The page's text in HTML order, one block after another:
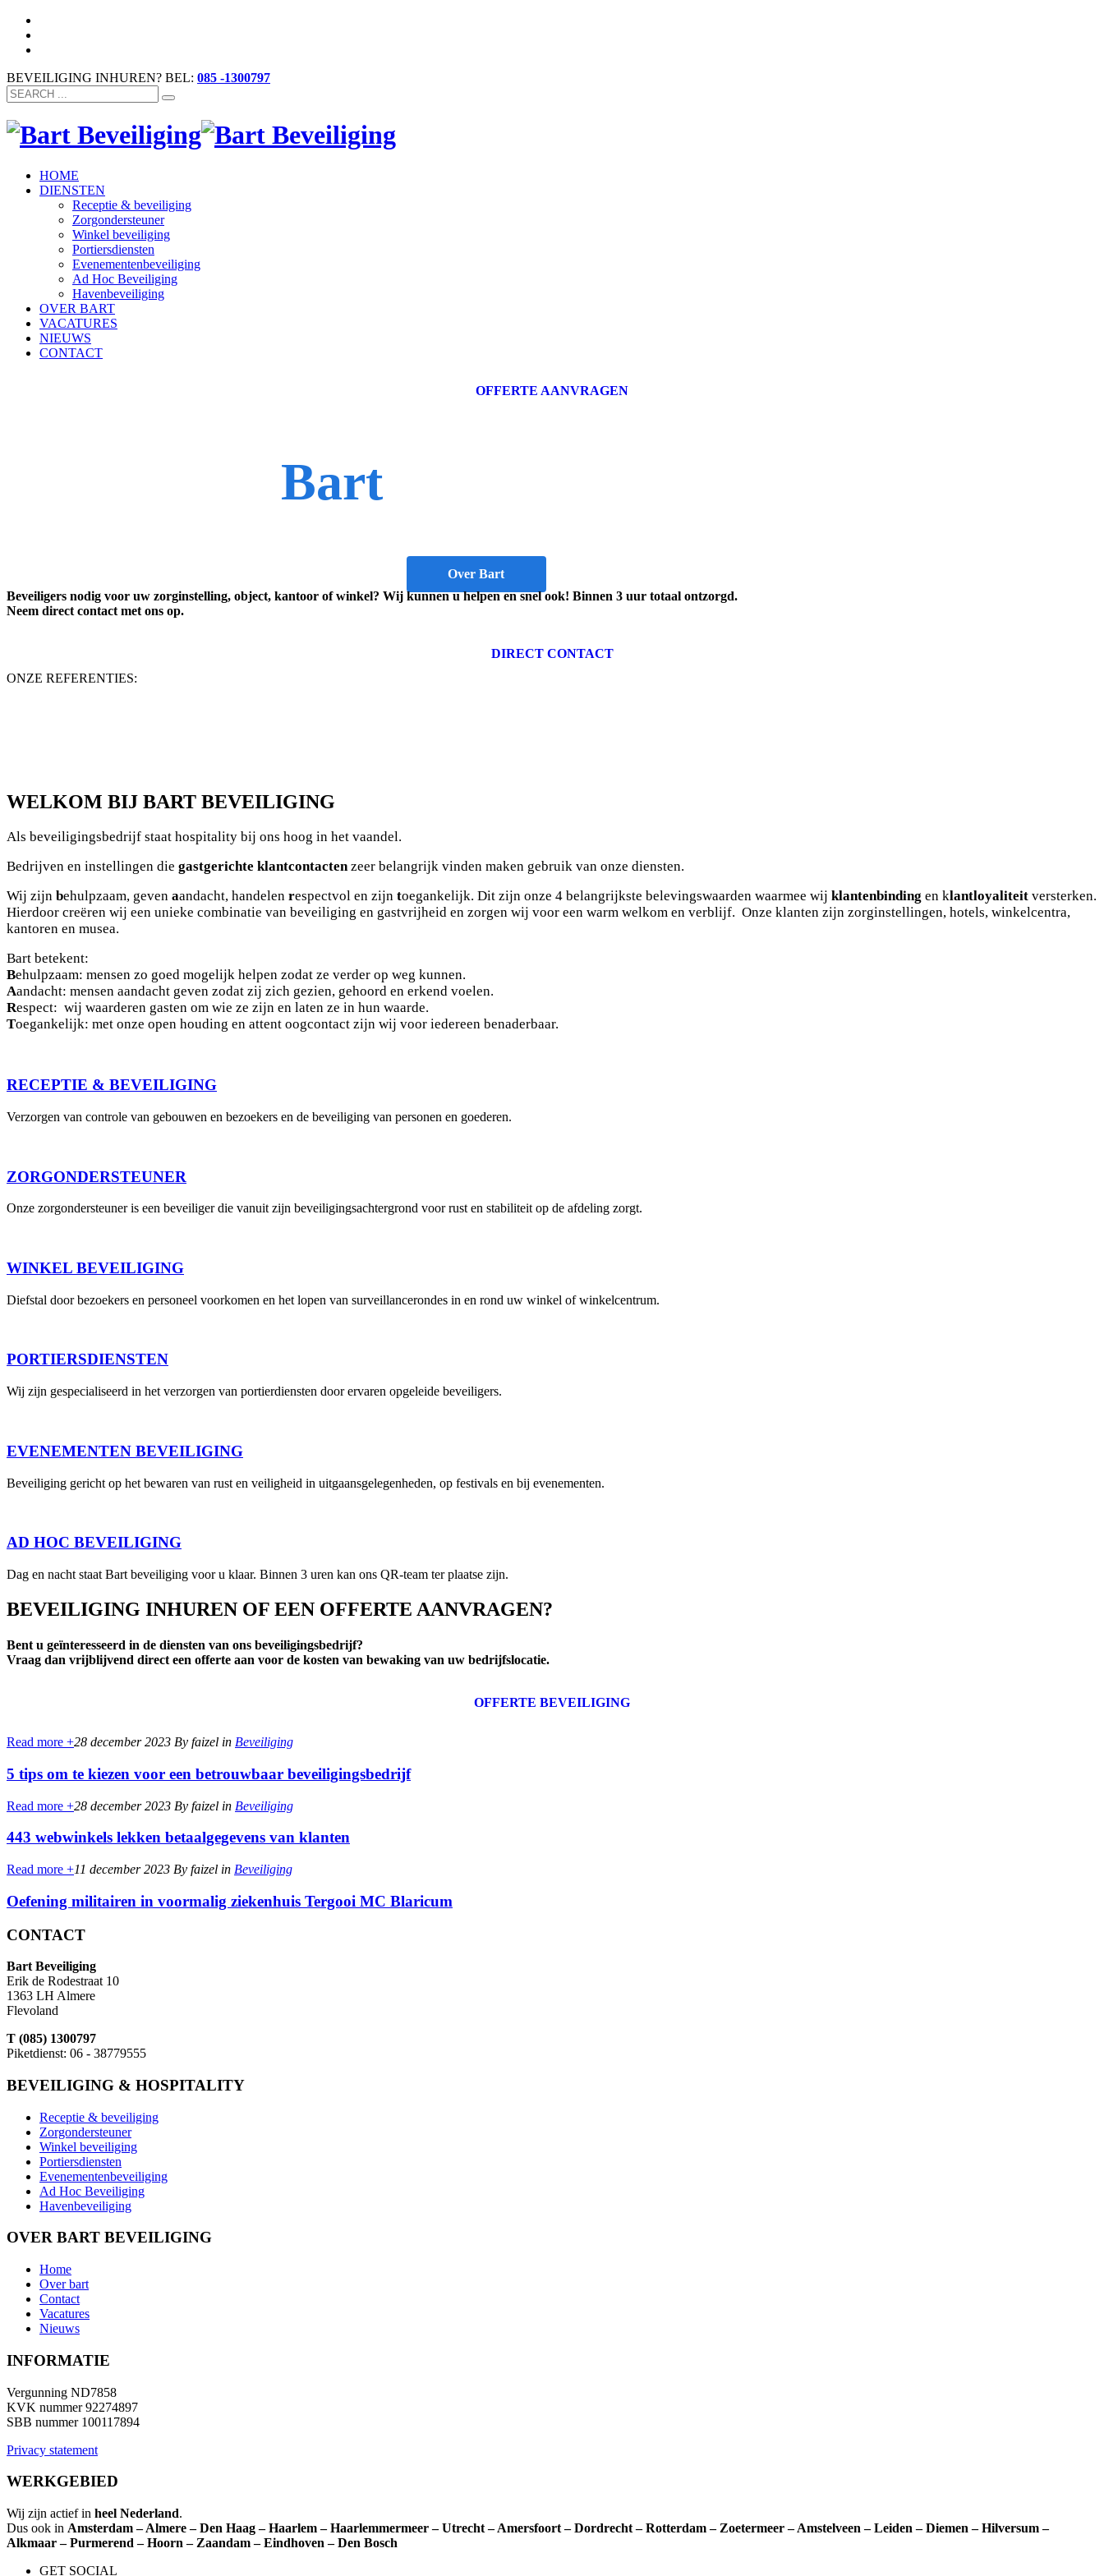
BEVEILIGING INHUREN? BEL: 085 -1300797
HOME
DIENSTEN
Receptie & beveiliging
Zorgondersteuner
Winkel beveiliging
Portiersdiensten
Evenementenbeveiliging
Ad Hoc Beveiliging
Havenbeveiliging
OVER BART
VACATURES
NIEUWS
CONTACT
OFFERTE AANVRAGEN
Bart
Over Bart
Beveiligers nodig voor uw zorginstelling, object, kantoor of winkel? Wij kunnen u helpen en snel ook! Binnen 3 uur totaal ontzorgd.
Neem direct contact met ons op.
DIRECT CONTACT
ONZE REFERENTIES:
WELKOM BIJ BART BEVEILIGING
Als beveiligingsbedrijf staat hospitality bij ons hoog in het vaandel.
Bedrijven en instellingen die gastgerichte klantcontactenzeer belangrijk vinden maken gebruik van onze diensten.
Wij zijn behulpzaam, geven aandacht, handelen respectvol en zijn toegankelijk. Dit zijn onze 4 belangrijkste belevingswaarden waarmee wij klantenbinding en klantloyaliteit versterken.
Hierdoor creëren wij een unieke combinatie van beveiliging en gastvrijheid en zorgen wij voor een warm welkom en verblijf. Onze klanten zijn zorginstellingen, hotels, winkelcentra,
kantoren en musea.
Bart betekent:
Behulpzaam: mensen zo goed mogelijk helpen zodat ze verder op weg kunnen.
Aandacht: mensen aandacht geven zodat zij zich gezien, gehoord en erkend voelen.
Respect: wij waarderen gasten om wie ze zijn en laten ze in hun waarde.
Toegankelijk: met onze open houding en attent oogcontact zijn wij voor iedereen benaderbaar.
RECEPTIE & BEVEILIGING
Verzorgen van controle van gebouwen en bezoekers en de beveiliging van personen en goederen.
ZORGONDERSTEUNER
Onze zorgondersteuner is een beveiliger die vanuit zijn beveiligingsachtergrond voor rust en stabiliteit op de afdeling zorgt.
WINKEL BEVEILIGING
Diefstal door bezoekers en personeel voorkomen en het lopen van surveillancerondes in en rond uw winkel of winkelcentrum.
PORTIERSDIENSTEN
Wij zijn gespecialiseerd in het verzorgen van portierdiensten door ervaren opgeleide beveiligers.
EVENEMENTEN BEVEILIGING
Beveiliging gericht op het bewaren van rust en veiligheid in uitgaansgelegenheden, op festivals en bij evenementen.
AD HOC BEVEILIGING
Dag en nacht staat Bart beveiliging voor u klaar. Binnen 3 uren kan ons QR-team ter plaatse zijn.
BEVEILIGING INHUREN OF EEN OFFERTE AANVRAGEN?
Bent u geïnteresseerd in de diensten van ons beveiligingsbedrijf?
Vraag dan vrijblijvend direct een offerte aan voor de kosten van bewaking van uw bedrijfslocatie.
OFFERTE BEVEILIGING
Read more +28 december 2023 By faizel in Beveiliging
5 tips om te kiezen voor een betrouwbaar beveiligingsbedrijf
Read more +28 december 2023 By faizel in Beveiliging
443 webwinkels lekken betaalgegevens van klanten
Read more +11 december 2023 By faizel in Beveiliging
Oefening militairen in voormalig ziekenhuis Tergooi MC Blaricum
CONTACT
Bart Beveiliging
Erik de Rodestraat 10
1363 LH Almere
Flevoland
T (085) 1300797
Piketdienst: 06 - 38779555
BEVEILIGING & HOSPITALITY
Receptie & beveiliging
Zorgondersteuner
Winkel beveiliging
Portiersdiensten
Evenementenbeveiliging
Ad Hoc Beveiliging
Havenbeveiliging
OVER BART BEVEILIGING
Home
Over bart
Contact
Vacatures
Nieuws
INFORMATIE
Vergunning ND7858
KVK nummer92274897
SBB nummer 100117894
Privacy statement
WERKGEBIED
Wij zijn actief in heel Nederland.
Dus ook in Amsterdam – Almere – Den Haag – Haarlem – Haarlemmermeer – Utrecht – Amersfoort – Dordrecht – Rotterdam – Zoetermeer – Amstelveen – Leiden – Diemen – Hilversum –
Alkmaar – Purmerend – Hoorn – Zaandam – Eindhoven – Den Bosch
GET SOCIAL